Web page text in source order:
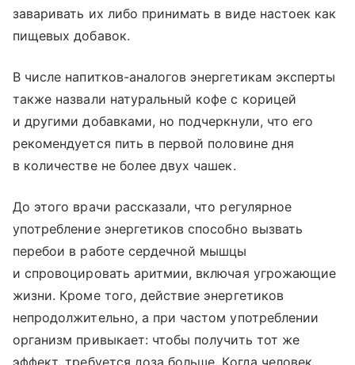
заваривать их либо принимать в виде настоек как
пищевых добавок.
В числе напитков-аналогов энергетикам эксперты
также назвали натуральный кофе с корицей
и другими добавками, но подчеркнули, что его
рекомендуется пить в первой половине дня
в количестве не более двух чашек.
До этого врачи рассказали, что регулярное
употребление энергетиков способно вызвать
перебои в работе сердечной мышцы
и спровоцировать аритмии, включая угрожающие
жизни. Кроме того, действие энергетиков
непродолжительно, а при частом употреблении
организм привыкает: чтобы получить тот же
эффект, требуется доза больше. Когда человек